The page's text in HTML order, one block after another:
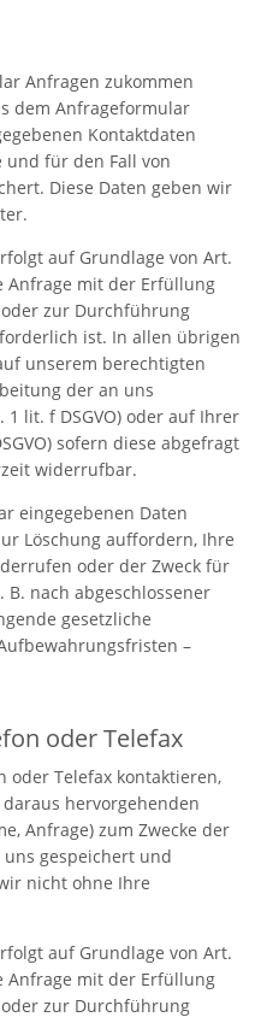
Anfragen zukommen
dem Anfrageformular
Kontaktdaten
und für den Fall von
Diese Daten geben wir
auf Grundlage von Art.
Anfrage mit der Erfüllung
zur Durchführung
ist. In allen übrigen
unserem berechtigten
der an uns
lit. f DSGVO) oder auf Ihrer
sofern diese abgefragt
widerrufbar.
eingegebenen Daten
Löschung auffordern, Ihre
oder der Zweck für
nach abgeschlossener
gesetzliche
–
oder Telefax
oder Telefax kontaktieren,
hervorgehenden
Anfrage) zum Zwecke der
gespeichert und
nicht ohne Ihre
auf Grundlage von Art.
Anfrage mit der Erfüllung
zur Durchführung